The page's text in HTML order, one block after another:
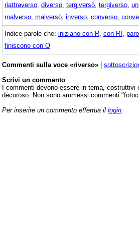
riattraverso diverso tergiversò tergiverso
malverso malversò inverso converso
Indice parole che: iniziano con R con RI
finiscono con O
Commenti sulla voce «riverso» |
Scrivi un commento
I commenti devono essere in tema, costruttivi
decoroso. Non sono ammessi commenti
Per inserire un commento effettua il login